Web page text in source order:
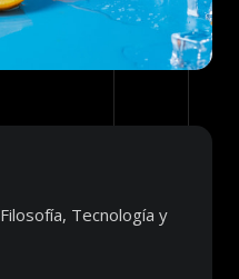
Tecnología y